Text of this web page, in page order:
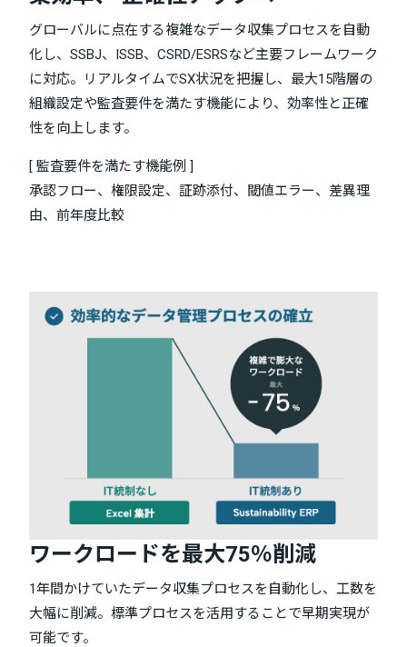
グローバルに点在する複雑なデータ収集プロセスを自動
化し、SSBJ、ISSB、CSRD/ESRSなど主要フレームワーク
に対応。リアルタイムでSX状況を把握し、最大15階層の
組織設定や監査要件を満たす機能により、効率性と正確
性を向上します。
[ 監査要件を満たす機能例 ]
承認フロー、権限設定、証跡添付、閾値エラー、差異理
由、前年度比較
ワークロードを最大75％削減
1年間かけていたデータ収集プロセスを自動化し、工数を
大幅に削減。標準プロセスを活用することで早期実現が
可能です。